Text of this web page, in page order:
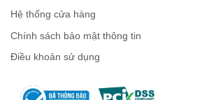
Hệ thống cửa hàng
Chính sách bảo mật thông tin
Điều khoản sử dụng